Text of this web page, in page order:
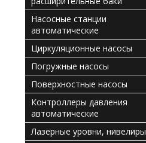
Насосные станции
автоматические
Циркуляционные насосы
Погружные насосы
Поверхностные насосы
Контроллеры давления
автоматические
Лазерные уровни, нивелиры